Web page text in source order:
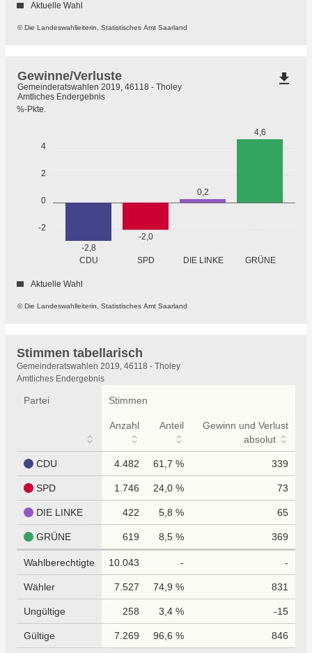
© Die Landeswahlleiterin, Statistisches Amt Saarland
Aktuelle Wahl
-2
0
2
4
%-Pkte.
CDU SPD DIE LINKE GRÜNE
-2,8
-2,0
0,2
4,6
© Die Landeswahlleiterin, Statistisches Amt Saarland
Gewinne/Verluste
Gemeinderatswahlen 2019, 46118 - Tholey
Amtliches Endergebnis
Aktuelle Wahl
file_download
Stimmen tabellarisch
Stimmen
tabellarisch
Gemeinderatswahlen 2019, 46118 - Tholey
Amtliches Endergebnis
Partei Stimmen
Anzahl Anteil
Gewinn und Verlust
absolut
CDU 4.482 61,7 % 339
SPD 1.746 24,0 % 73
DIE LINKE 422 5,8 % 65
GRÜNE 619 8,5 % 369
Wahlberechtigte 10.043 - -
Wähler 7.527 74,9 % 831
Ungültige 258 3,4 % -15
Gültige 7.269 96,6 % 846